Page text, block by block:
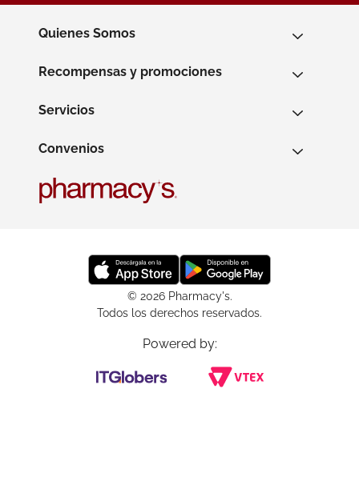
Quienes Somos
Recompensas y promociones
Servicios
Convenios
© 2026 Pharmacy's.
Todos los derechos reservados.
Powered by: